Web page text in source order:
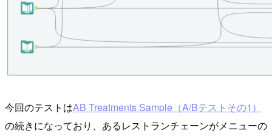
今回のテストはAB Treatments Sample（A/Bテストその1）
の続きになっており、あるレストランチェーンがメニューの